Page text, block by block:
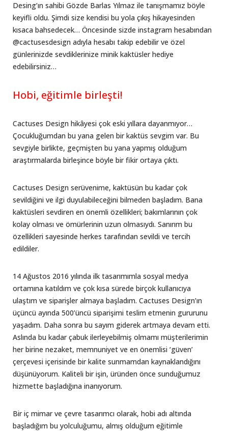
Desing’ın sahibi Gözde Barlas Yılmaz ile tanışmamız böyle
keyifli oldu. Şimdi size kendisi bu yola çıkış hikayesinden
kısaca bahsedecek… Öncesinde sizde instagram hesabından
@cactusesdesign adıyla hesabı takip edebilir ve özel
günlerinizde sevdiklerinize minik kaktüsler hediye
edebilirsiniz…
Hobi, eğitimle birleşti!
Cactuses Design hikâyesi çok eski yıllara dayanmıyor…
Çocukluğumdan bu yana gelen bir kaktüs sevgim var. Bu
sevgiyle birlikte, geçmişten bu yana yapmış olduğum
araştırmalarda birleşince böyle bir fikir ortaya çıktı.
Cactuses Design serüvenime, kaktüsün bu kadar çok
sevildiğini ve ilgi duyulabileceğini bilmeden başladım. Bana
kaktüsleri sevdiren en önemli özellikleri; bakımlarının çok
kolay olması ve ömürlerinin uzun olmasıydı. Sanırım bu
özellikleri sayesinde herkes tarafından sevildi ve tercih
edildiler.
14 Ağustos 2016 yılında ilk tasarımımla sosyal medya
ortamına katıldım ve çok kısa sürede birçok kullanıcıya
ulaştım ve siparişler almaya başladım. Cactuses Design’ın
üçüncü ayında 500’üncü siparişimi teslim etmenin gururunu
yaşadım. Daha sonra bu sayım giderek artmaya devam etti.
Aslında bu kadar çabuk ilerleyebilmiş olmamı müşterilerimin
her birine nezaket, memnuniyet ve en önemlisi ‘güven’
çerçevesi içerisinde bir kalite sunmamdan kaynaklandığını
düşünüyorum. Kaliteli bir işin, üründen önce sunduğumuz
hizmette başladığına inanıyorum.
Bir iç mimar ve çevre tasarımcı olarak, hobi adı altında
başladığım bu yolculuğumu, almış olduğum eğitimle